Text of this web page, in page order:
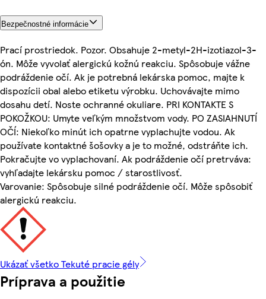
Bezpečnostné informácie
Prací prostriedok. Pozor. Obsahuje 2-metyl-2H-izotiazol-3-
ón. Môže vyvolať alergickú kožnú reakciu. Spôsobuje vážne
podráždenie očí. Ak je potrebná lekárska pomoc, majte k
dispozícii obal alebo etiketu výrobku. Uchovávajte mimo
dosahu detí. Noste ochranné okuliare. PRI KONTAKTE S
POKOŽKOU: Umyte veľkým množstvom vody. PO ZASIAHNUTÍ
OČÍ: Niekoľko minút ich opatrne vyplachujte vodou. Ak
používate kontaktné šošovky a je to možné, odstráňte ich.
Pokračujte vo vyplachovaní. Ak podráždenie očí pretrváva:
vyhľadajte lekársku pomoc / starostlivosť.
Varovanie: Spôsobuje silné podráždenie očí. Môže spôsobiť
alergickú reakciu.
Ukázať všetko Tekuté pracie gély
Príprava a použitie